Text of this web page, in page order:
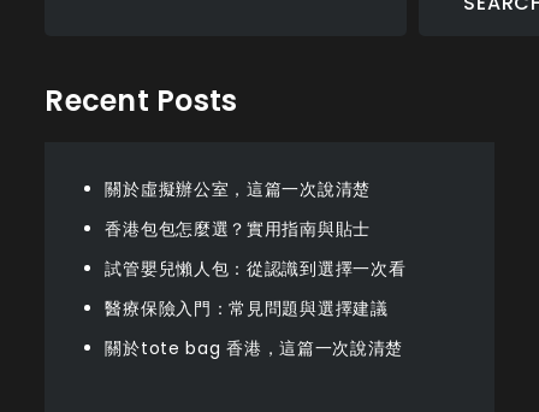
Recent Posts
關於虛擬辦公室，這篇一次說清楚
香港包包怎麼選？實用指南與貼士
試管嬰兒懶人包：從認識到選擇一次看
醫療保險入門：常見問題與選擇建議
關於tote bag 香港，這篇一次說清楚